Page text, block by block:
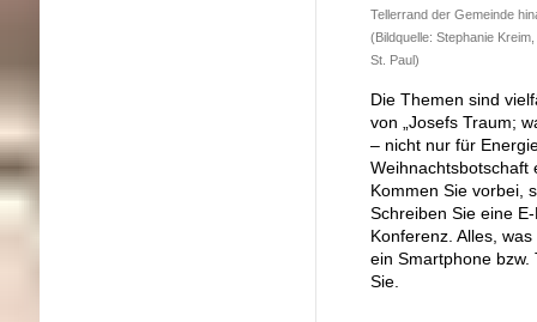
Tellerrand der Gemeinde
(Bildquelle: Stephanie
St. Paul)
Die Themen sind
von „Josefs Traum;
– nicht nur für
Weihnachtsbotschaft
Kommen Sie vorbei,
Schreiben Sie eine
Konferenz. Alles,
ein Smartphone
Sie.